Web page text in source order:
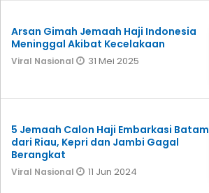
Arsan Gimah Jemaah Haji Indonesia
Meninggal Akibat Kecelakaan
Viral Nasional 31 Mei 2025
5 Jemaah Calon Haji Embarkasi Batam
dari Riau, Kepri dan Jambi Gagal
Berangkat
Viral Nasional 11 Jun 2024